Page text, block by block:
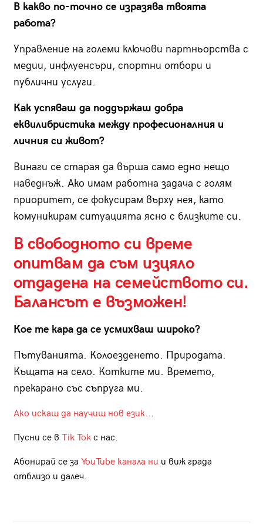
В какво по-точно се изразява твоята
работа?
Управление на големи ключови партньорства с
медии, инфлуенсъри, спортни отбори и
публични услуги.
Как успяваш да поддържаш добра
еквилибристика между професионалния и
личния си живот?
Винаги се старая да върша само едно нещо
наведнъж. Ако имам работна задача с голям
приоритет, се фокусирам върху нея, като
комуникирам ситуацията ясно с близките си.
В свободното си време
опитвам да съм изцяло
отдадена на семейството си.
Балансът е възможен!
Кое те кара да се усмихваш широко?
Пътуванията. Колоезденето. Природата.
Къщата на село. Котките ми. Времето,
прекарано със съпруга ми.
Ако искаш да научиш нов език...
Пусни се в Tik Tokс нас.
Абонирай се за YouTube канала ни и виж града
отблизо и далеч.